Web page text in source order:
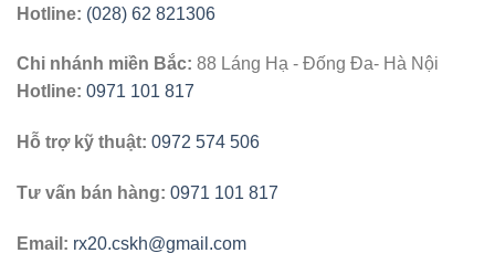
Hotline: (028) 62 821306
Chi nhánh miền Bắc: 88 Láng Hạ - Đống Đa- Hà Nội
Hotline: 0971 101 817
Hỗ trợ kỹ thuật: 0972 574 506
Tư vấn bán hàng: 0971 101 817
Email: rx20.cskh@gmail.com